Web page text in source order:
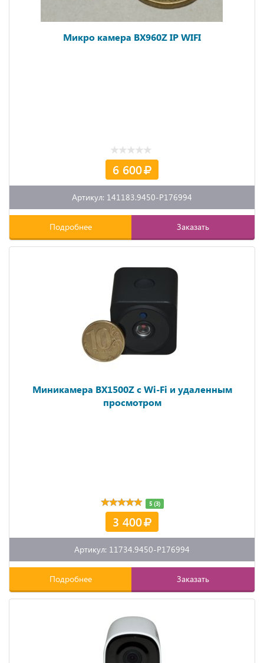
Микро камера BX960Z IP WIFI
6 600
Артикул: 141183.9450-P176994
Подробнее Заказать
Миникамера BX1500Z с Wi-Fi и удаленным
просмотром
5 (3)
3 400
Артикул: 11734.9450-P176994
Подробнее Заказать